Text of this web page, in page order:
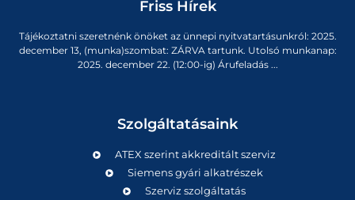
Friss Hírek
Tájékoztatni szeretnénk önöket az ünnepi nyitvatartásunkról: 2025.
december 13, (munka)szombat: ZÁRVA tartunk. Utolsó munkanap:
2025. december 22. (12:00-ig) Árufeladás ...
Szolgáltatásaink
ATEX szerint akkreditált szerviz
Siemens gyári alkatrészek
Szerviz szolgáltatás